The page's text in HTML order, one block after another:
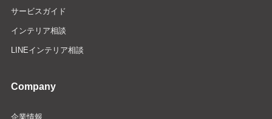
サービスガイド
インテリア相談
LINEインテリア相談
Company
企業情報